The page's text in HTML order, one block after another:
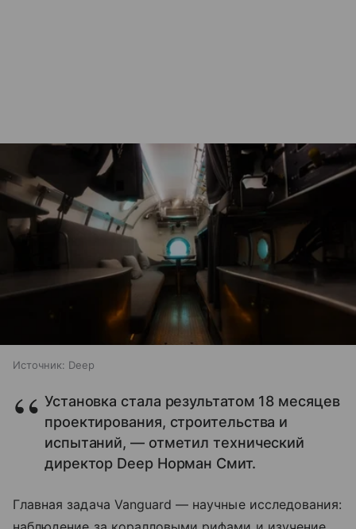
Источник: Deep
Установка стала результатом 18 месяцев
проектирования, строительства и
испытаний, — отметил технический
директор Deep Норман Смит.
Главная задача Vanguard — научные исследования: